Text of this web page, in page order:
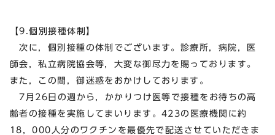
【9.個別接種体制】
次に，個別接種の体制でございます。診療所，病院，医
師会，私立病院協会等，大変な御尽力を賜っております。
また，この間，御迷惑をおかけしております。
7月26日の週から，かかりつけ医等で接種をお待ちの高
齢者の接種を実施してまいります。423の医療機関に約
18，000人分のワクチンを最優先で配送させていただきま